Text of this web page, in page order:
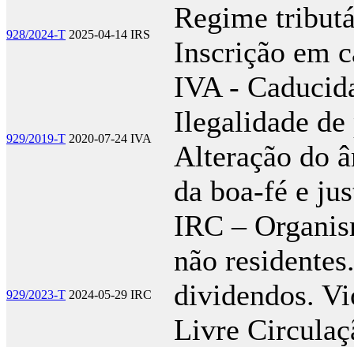
928/2024-T 2025-04-14 IRS
Regime
Inscrição em
929/2019-T 2020-07-24 IVA
IVA -
Ilegalidade
Alteração do
da boa-fé e
929/2023-T 2024-05-29 IRC
IRC –
não
dividendos.
Livre